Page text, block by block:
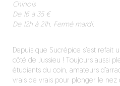
Chinois
De 16 à 35 €
De 12h à 21h. Fermé mardi.
Depuis que Sucrépice s’est refait
côté de Jussieu ! Toujours aussi
étudiants du coin, amateurs
vrais de vrais pour plonger le nez